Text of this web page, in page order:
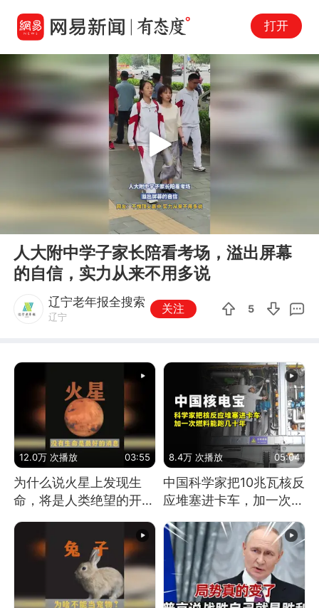
打开
Play
人大附中学子家长陪看考场，溢出屏幕
的自信，实力从来不用多说
辽宁老年报全搜索
辽宁
关注 5
12.0万 次播放 03:55
为什么说火星上发现生
命，将是人类绝望的开
始？
8.4万 次播放 05:04
中国科学家把10兆瓦核反
应堆塞进卡车，加一次燃
料能跑几十年